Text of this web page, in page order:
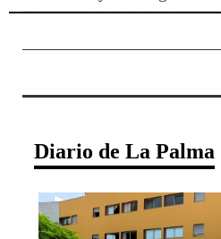
Diario de La Palma